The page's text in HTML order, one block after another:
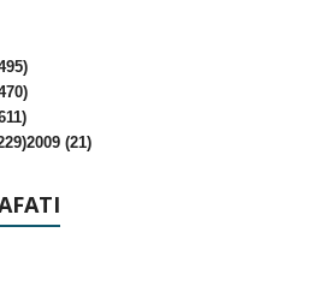
2009 (21)